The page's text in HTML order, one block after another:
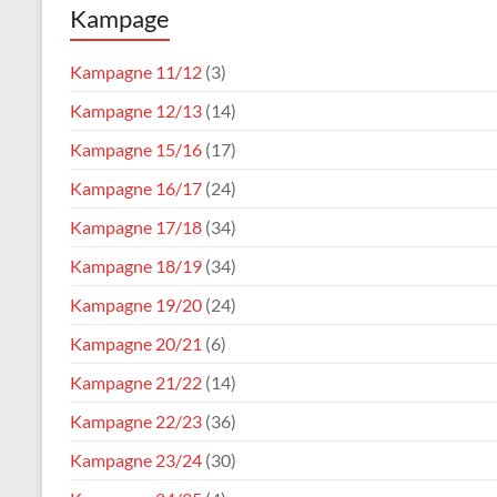
Karneval
Verein
1954
e.V.
Kampage
Kampagne 11/12 (3)
Kampagne 12/13 (14)
Kampagne 15/16 (17)
Kampagne 16/17 (24)
Kampagne 17/18 (34)
Kampagne 18/19 (34)
Kampagne 19/20 (24)
Kampagne 20/21 (6)
Kampagne 21/22 (14)
Kampagne 22/23 (36)
Kampagne 23/24 (30)